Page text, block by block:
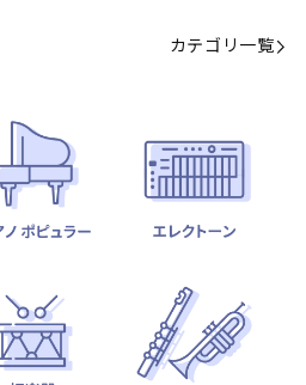
カテゴリ一覧